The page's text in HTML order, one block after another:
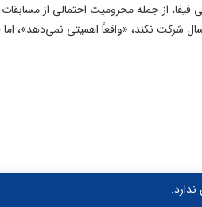
از جمله محرومیت احتمالی از
شرکت نکند، «واقعاً اهمیتی نمی‌دهد»،